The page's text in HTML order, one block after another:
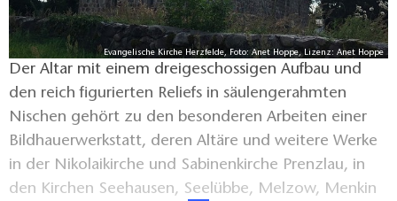
Privatspenden, durch Frau Scheewe aus Stralsund
restauriert, in einem Festgottesdienst wieder
eingeweiht werden.
Evangelische Kirche Herzfelde, Foto: Anet Hoppe, Lizenz: Anet Hoppe
Der Altar mit einem dreigeschossigen Aufbau und
den reich figurierten Reliefs in säulengerahmten
Nischen gehört zu den besonderen Arbeiten einer
Bildhauerwerkstatt, deren Altäre und weitere Werke
in der Nikolaikirche und Sabinenkirche Prenzlau, in
den Kirchen Seehausen, Seelübbe, Melzow, Menkin